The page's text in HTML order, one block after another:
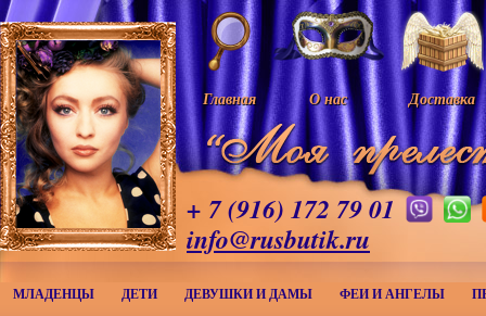
Главная О нас Доставка
+ 7 (916) 172 79 01
info@rusbutik.ru
МЛАДЕНЦЫ ДЕТИ ДЕВУШКИ И ДАМЫ ФЕИ И АНГЕЛЫ